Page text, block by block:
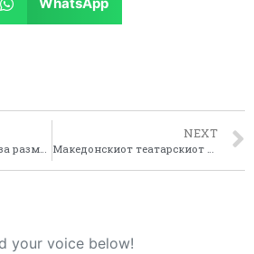
WhatsApp
NEXT
your voice below!